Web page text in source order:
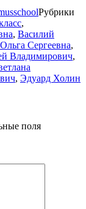
Рубрики
,
, Василий
Сергеевна,
Владимирович,
, Эдуард Холин
поля